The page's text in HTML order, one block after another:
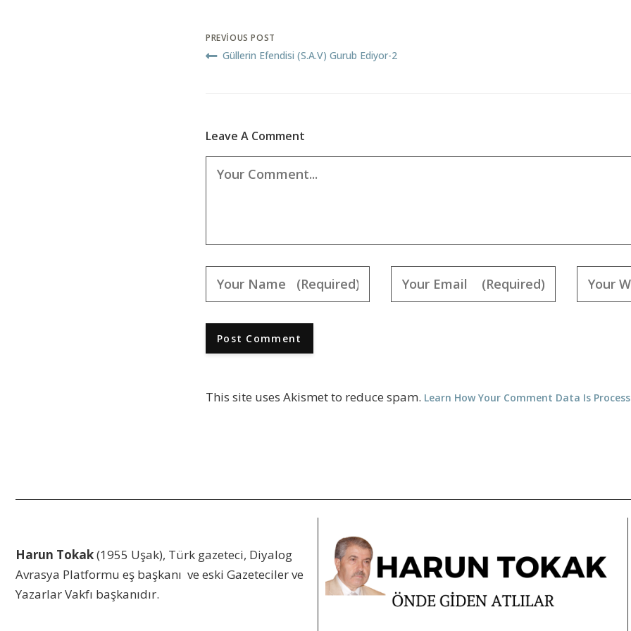
PREVIOUS POST
Güllerin Efendisi (s.a.v) Gurub Ediyor-2
Leave A Comment
This site uses Akismet to reduce spam. Learn How Your Comment Data Is
Harun Tokak(1955 Uşak), Türk gazeteci, Diyalog
Avrasya Platformu eş başkanı ve eski Gazeteciler ve
Yazarlar Vakfı başkanıdır.